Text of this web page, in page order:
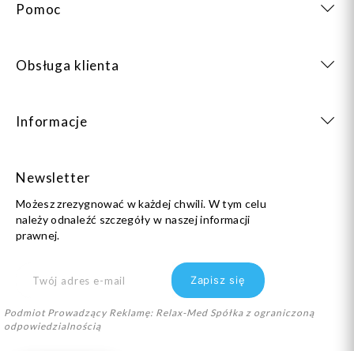
Pomoc
Obsługa klienta
Informacje
Newsletter
Możesz zrezygnować w każdej chwili. W tym celu
należy odnaleźć szczegóły w naszej informacji
prawnej.
Podmiot Prowadzący Reklamę: Relax-Med Spółka z ograniczoną
odpowiedzialnością